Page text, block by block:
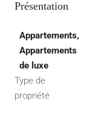
Présentation
Appartements,
Appartements
de luxe
Type de
propriété